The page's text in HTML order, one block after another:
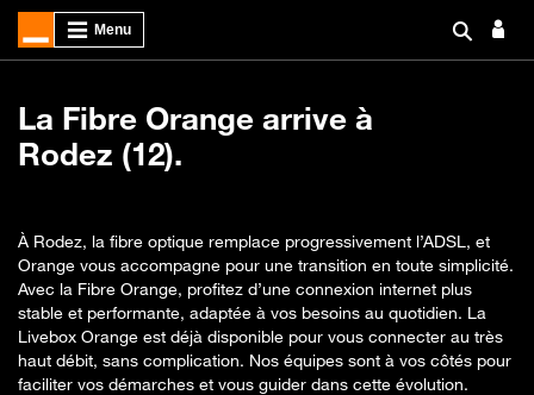
La Fibre Orange arrive à
Rodez (12).
À Rodez, la fibre optique remplace progressivement l’ADSL, et
Orange vous accompagne pour une transition en toute simplicité.
Avec la Fibre Orange, profitez d’une connexion internet plus
stable et performante, adaptée à vos besoins au quotidien. La
Livebox Orange est déjà disponible pour vous connecter au très
haut débit, sans complication. Nos équipes sont à vos côtés pour
faciliter vos démarches et vous guider dans cette évolution.